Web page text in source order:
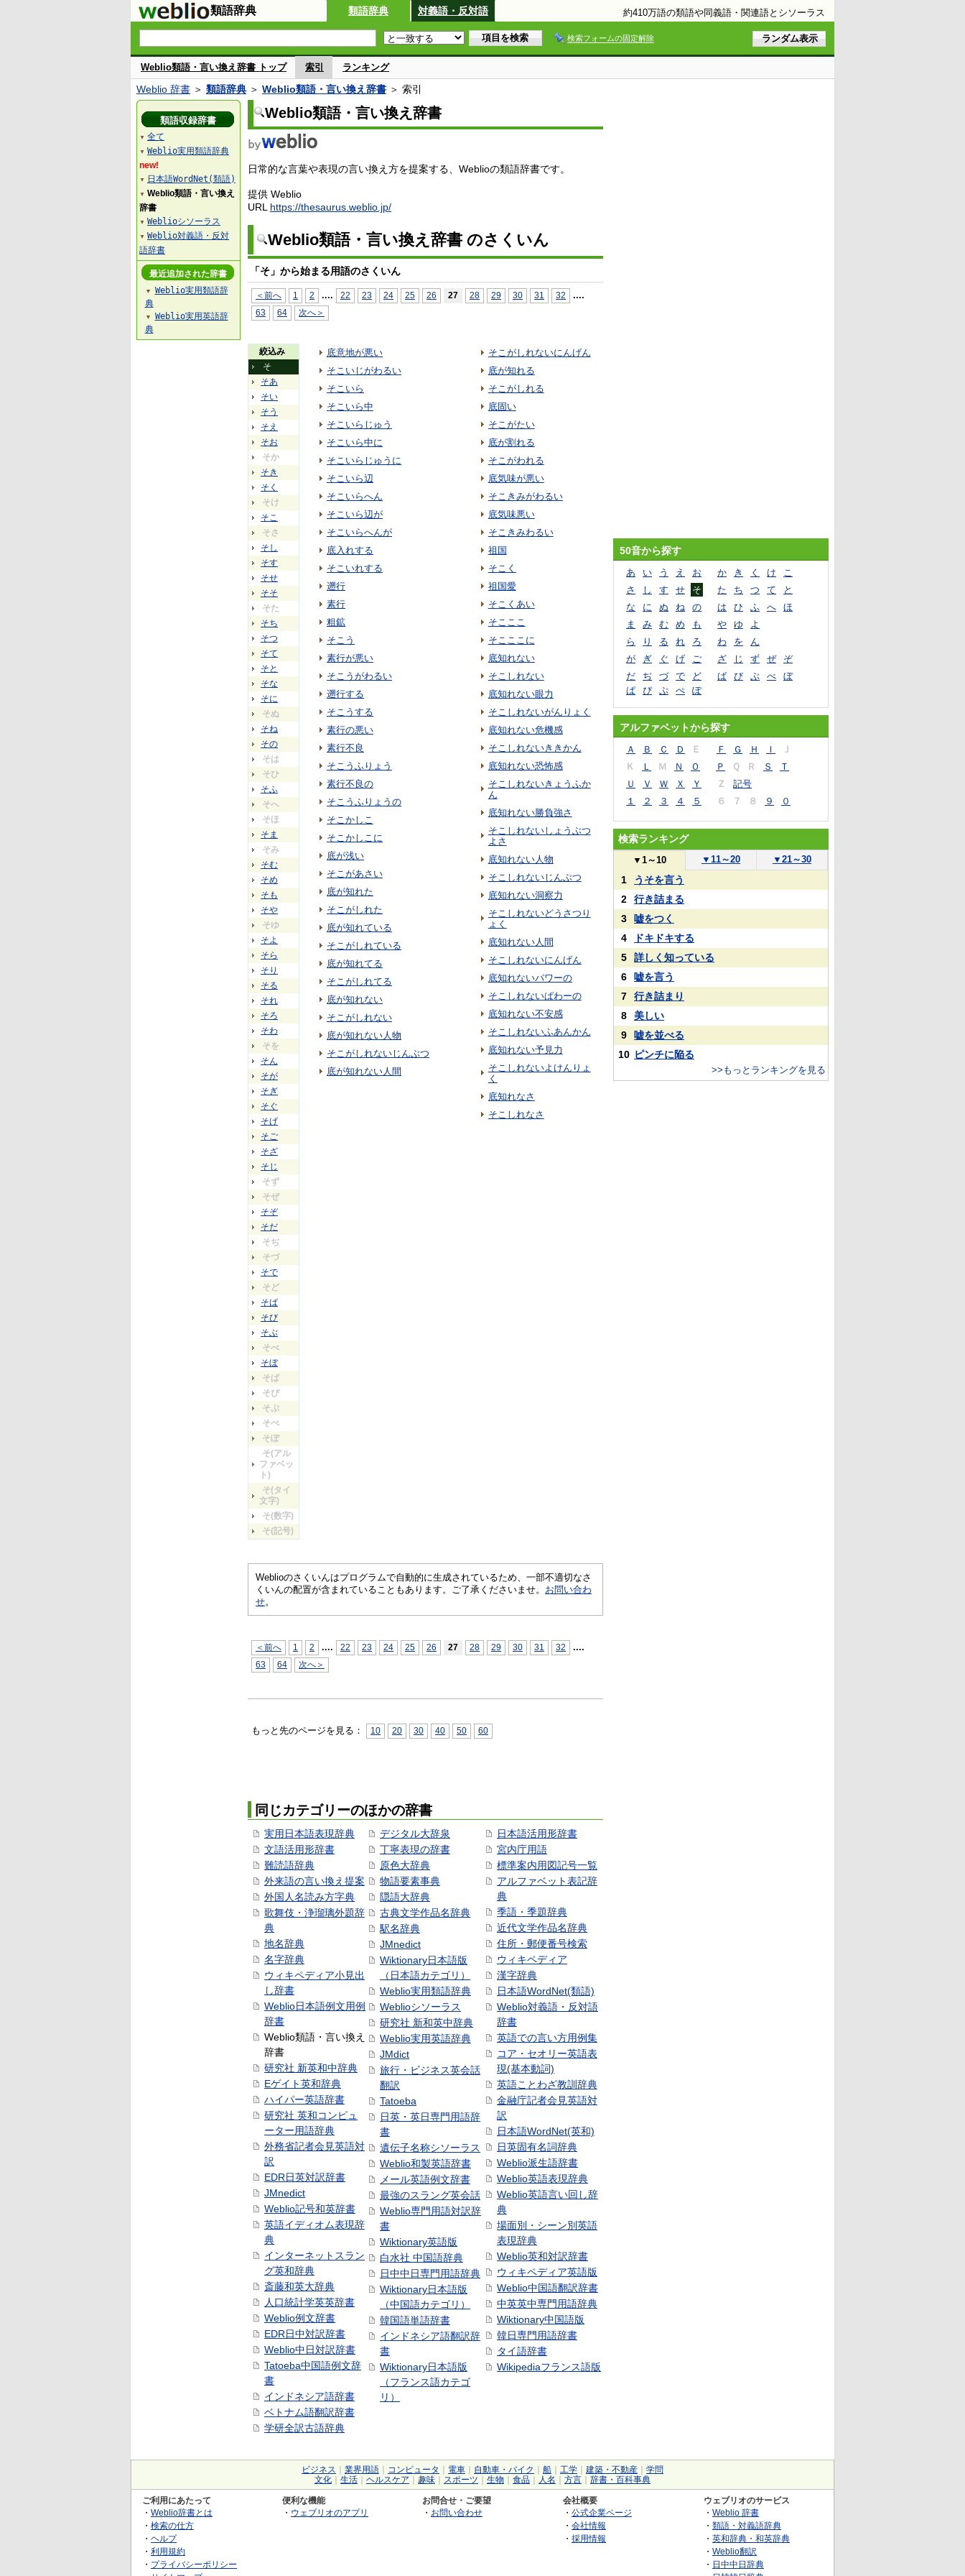
類語辞典 類語辞典 対義語・反対語 約410万語の類語や同義語・関連語とシソーラス
検索フォームの固定解除
Weblio類語・言い換え辞書 トップ 索引 ランキング
Weblio 辞書 ＞ 類語辞典 ＞ Weblio類語・言い換え辞書 ＞ 索引
Weblio類語・言い換え辞書
日常的な言葉や表現の言い換え方を提案する、Weblioの類語辞書です。
提供 Weblio
URL https://thesaurus.weblio.jp/
Weblio類語・言い換え辞書 のさくいん
「そ」から始まる用語のさくいん
＜前へ 1 2 .... 22 23 24 25 26 27 28 29 30 31 32 ....
63 64 次へ＞
絞込み
そ
そあ
そい
そう
そえ
そお
そか
そき
そく
そけ
そこ
そさ
そし
そす
そせ
そそ
そた
そち
そつ
そて
そと
そな
そに
そぬ
そね
その
そは
そひ
そふ
そへ
そほ
そま
そみ
そむ
そめ
そも
そや
そゆ
そよ
そら
そり
そる
それ
そろ
そわ
そを
そん
そが
そぎ
そぐ
そげ
そご
そざ
そじ
そず
そぜ
そぞ
そだ
そぢ
そづ
そで
そど
そば
そび
そぶ
そべ
そぼ
そぱ
そぴ
そぷ
そぺ
そぽ
そ(アル
ファベッ
ト)
そ(タイ
文字)
そ(数字)
そ(記号)
底意地が悪い
そこいじがわるい
そこいら
そこいら中
そこいらじゅう
そこいら中に
そこいらじゅうに
そこいら辺
そこいらへん
そこいら辺が
そこいらへんが
底入れする
そこいれする
遡行
素行
粗鉱
そこう
素行が悪い
そこうがわるい
遡行する
そこうする
素行の悪い
素行不良
そこうふりょう
素行不良の
そこうふりょうの
そこかしこ
そこかしこに
底が浅い
そこがあさい
底が知れた
そこがしれた
底が知れている
そこがしれている
底が知れてる
そこがしれてる
底が知れない
そこがしれない
底が知れない人物
そこがしれないじんぶつ
底が知れない人間
そこがしれないにんげん
底が知れる
そこがしれる
底固い
そこがたい
底が割れる
そこがわれる
底気味が悪い
そこきみがわるい
底気味悪い
そこきみわるい
祖国
そこく
祖国愛
そこくあい
そこここ
そこここに
底知れない
そこしれない
底知れない眼力
そこしれないがんりょく
底知れない危機感
そこしれないききかん
底知れない恐怖感
そこしれないきょうふか
ん
底知れない勝負強さ
そこしれないしょうぶつ
よさ
底知れない人物
そこしれないじんぶつ
底知れない洞察力
そこしれないどうさつり
ょく
底知れない人間
そこしれないにんげん
底知れないパワーの
そこしれないぱわーの
底知れない不安感
そこしれないふあんかん
底知れない予見力
そこしれないよけんりょ
く
底知れなさ
そこしれなさ
Weblioのさくいんはプログラムで自動的に生成されているため、一部不適切なさ
くいんの配置が含まれていることもあります。ご了承くださいませ。 お問い合わ
せ。
＜前へ 1 2 .... 22 23 24 25 26 27 28 29 30 31 32 ....
63 64 次へ＞
もっと先のページを見る： 10 20 30 40 50 60
同じカテゴリーのほかの辞書
実用日本語表現辞典
文語活用形辞書
難読語辞典
外来語の言い換え提案
外国人名読み方字典
歌舞伎・浄瑠璃外題辞
典
地名辞典
名字辞典
ウィキペディア小見出
し辞書
Weblio日本語例文用例
辞書
Weblio類語・言い換え
辞書
研究社 新英和中辞典
Eゲイト英和辞典
ハイパー英語辞書
研究社 英和コンピュ
ーター用語辞典
外務省記者会見英語対
訳
EDR日英対訳辞書
JMnedict
Weblio記号和英辞書
英語イディオム表現辞
典
インターネットスラン
グ英和辞典
斎藤和英大辞典
人口統計学英英辞書
Weblio例文辞書
EDR日中対訳辞書
Weblio中日対訳辞書
Tatoeba中国語例文辞
書
インドネシア語辞書
ベトナム語翻訳辞書
学研全訳古語辞典
デジタル大辞泉
丁寧表現の辞書
原色大辞典
物語要素事典
隠語大辞典
古典文学作品名辞典
駅名辞典
JMnedict
Wiktionary日本語版
（日本語カテゴリ）
Weblio実用類語辞典
Weblioシソーラス
研究社 新和英中辞典
Weblio実用英語辞典
JMdict
旅行・ビジネス英会話
翻訳
Tatoeba
日英・英日専門用語辞
書
遺伝子名称シソーラス
Weblio和製英語辞書
メール英語例文辞書
最強のスラング英会話
Weblio専門用語対訳辞
書
Wiktionary英語版
白水社 中国語辞典
日中中日専門用語辞典
Wiktionary日本語版
（中国語カテゴリ）
韓国語単語辞書
インドネシア語翻訳辞
書
Wiktionary日本語版
（フランス語カテゴ
リ）
日本語活用形辞書
宮内庁用語
標準案内用図記号一覧
アルファベット表記辞
典
季語・季題辞典
近代文学作品名辞典
住所・郵便番号検索
ウィキペディア
漢字辞典
日本語WordNet(類語)
Weblio対義語・反対語
辞書
英語での言い方用例集
コア・セオリー英語表
現(基本動詞)
英語ことわざ教訓辞典
金融庁記者会見英語対
訳
日本語WordNet(英和)
日英固有名詞辞典
Weblio派生語辞書
Weblio英語表現辞典
Weblio英語言い回し辞
典
場面別・シーン別英語
表現辞典
Weblio英和対訳辞書
ウィキペディア英語版
Weblio中国語翻訳辞書
中英英中専門用語辞典
Wiktionary中国語版
韓日専門用語辞書
タイ語辞書
Wikipediaフランス語版
類語収録辞書
▼ 全て
▼ Weblio実用類語辞典
new!
▼ 日本語WordNet(類語)
▼ Weblio類語・言い換え
辞書
▼ Weblioシソーラス
▼ Weblio対義語・反対
語辞書
最近追加された辞書
▼
Weblio実用類語辞
典
▼
Weblio実用英語辞
典
50音から探す
あ い う え お か き く け
こ
さ
し す せ そ た ち つ て
と
な
に ぬ ね の は ひ ふ へ
ほ
ま
み む め も や ゆ
よ
ら
り る れ ろ わ を
ん
が
ぎ ぐ げ ご ざ じ ず ぜ
ぞ
だ
ぢ づ で ど ば び ぶ べ
ぼ
ぱ
ぴ ぷ ぺ ぽ
アルファベットから探す
Ａ Ｂ Ｃ Ｄ Ｅ Ｆ Ｇ Ｈ Ｉ
Ｊ
Ｋ
Ｌ Ｍ Ｎ Ｏ Ｐ Ｑ Ｒ Ｓ
Ｔ
Ｕ
Ｖ Ｗ Ｘ Ｙ Ｚ
記号
１
２ ３ ４ ５ ６ ７ ８ ９ ０
検索ランキング
▼ 1～10 ▼ 11～20 ▼ 21～30
1
うそを言う
2
行き詰まる
3
嘘をつく
4
ドキドキする
5
詳しく知っている
6
嘘を言う
7
行き詰まり
8
美しい
9
嘘を並べる
10 ピンチに陥る
>>もっとランキングを見る
ビジネス 業界用語 コンピュータ 電車 自動車・バイク 船 工学 建築・不動産
学問
文化
生活 ヘルスケア 趣味 スポーツ 生物 食品 人名 方言 辞書・百科事典
ご利用にあたって
・ Weblio辞書とは
・ 検索の仕方
・ ヘルプ
・ 利用規約
・ プライバシーポリシー
便利な機能
・ ウェブリオのアプリ
お問合せ・ご要望
・ お問い合わせ
会社概要
・ 公式企業ページ
・ 会社情報
・ 採用情報
ウェブリオのサービス
・ Weblio 辞書
・ 類語・対義語辞典
・ 英和辞典・和英辞典
・ Weblio翻訳
・ 日中中日辞典